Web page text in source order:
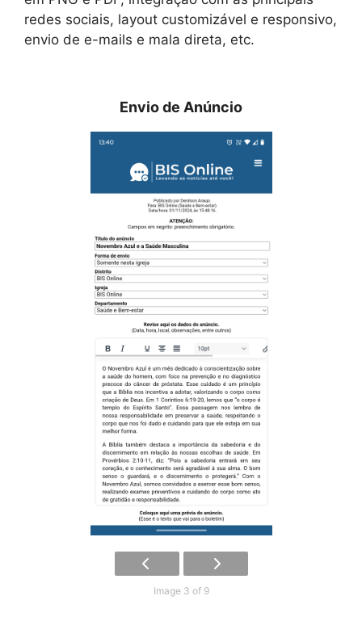
redes sociais, layout customizável e responsivo,
envio de e-mails e mala direta, etc.
Envio de Anúncio
Image 3 of 9